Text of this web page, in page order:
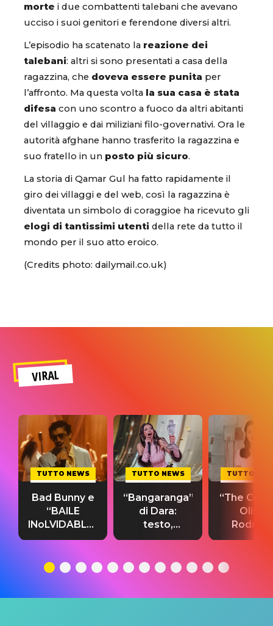
morte i due combattenti talebani che avevano
ucciso i suoi genitori e ferendone diversi altri.
L’episodio ha scatenato la reazione dei
talebani: altri si sono presentati a casa della
ragazzina, che doveva essere punita per
l’affronto. Ma questa volta la sua casa è stata
difesa con uno scontro a fuoco da altri abitanti
del villaggio e dai miliziani filo-governativi. Ora le
autorità afghane hanno trasferito la ragazzina e
suo fratello in un posto più sicuro.
La storia di Qamar Gul ha fatto rapidamente il
giro dei villaggi e del web, così la ragazzina è
diventata un simbolo di coraggioe ha ricevuto gli
elogi di tantissimi utenti della rete da tutto il
mondo per il suo atto eroico.
(Credits photo: dailymail.co.uk)
VIRAL
TUTTO NEWS
Bad Bunny e
“BAILE
INoLVIDABLE”:
testo,
significato
TUTTO NEWS
“Bangaranga”
di Dara:
testo,
traduzione e
del singolo
TUTTO
“The
Olivia
testo,